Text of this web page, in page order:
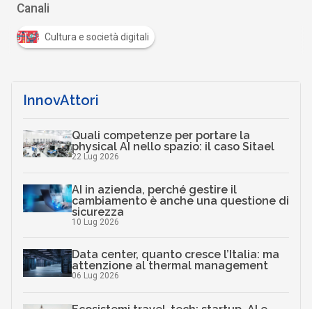
Canali
Cultura e società digitali
InnovAttori
Quali competenze per portare la
physical AI nello spazio: il caso Sitael
22 Lug 2026
AI in azienda, perché gestire il
cambiamento è anche una questione di
sicurezza
10 Lug 2026
Data center, quanto cresce l’Italia: ma
attenzione al thermal management
06 Lug 2026